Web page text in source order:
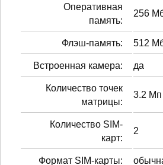
Оперативная
память:
256
Флэш-память: 512
Встроенная камера: да
Количество точек
матрицы:
3.2 Мп
Количество SIM-
карт:
2
Формат SIM-карты: